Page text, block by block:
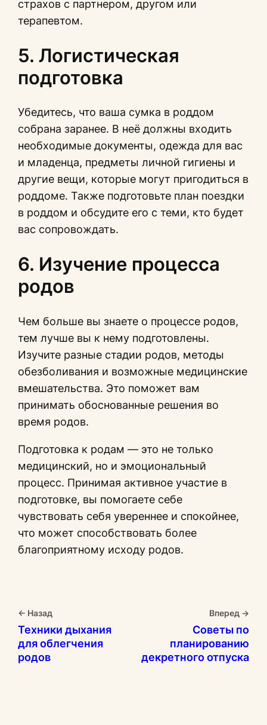
страхов с партнером, другом или
терапевтом.
5. Логистическая
подготовка
Убедитесь, что ваша сумка в роддом
собрана заранее. В неё должны входить
необходимые документы, одежда для вас
и младенца, предметы личной гигиены и
другие вещи, которые могут пригодиться в
роддоме. Также подготовьте план поездки
в роддом и обсудите его с теми, кто будет
вас сопровождать.
6. Изучение процесса
родов
Чем больше вы знаете о процессе родов,
тем лучше вы к нему подготовлены.
Изучите разные стадии родов, методы
обезболивания и возможные медицинские
вмешательства. Это поможет вам
принимать обоснованные решения во
время родов.
Подготовка к родам — это не только
медицинский, но и эмоциональный
процесс. Принимая активное участие в
подготовке, вы помогаете себе
чувствовать себя увереннее и спокойнее,
что может способствовать более
благоприятному исходу родов.
← Назад
Техники дыхания
для облегчения
родов
Вперед →
Советы по
планированию
декретного отпуска